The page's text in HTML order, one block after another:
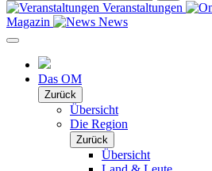
Veranstaltungen
Magazin
News
Das OM
Zurück
Übersicht
Die Region
Zurück
Übersicht